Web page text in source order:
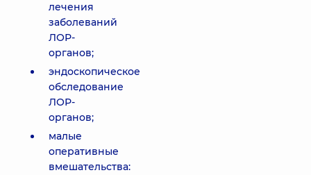
лечения
заболеваний
ЛОР-
органов;
эндоскопическое
обследование
ЛОР-
органов;
малые
оперативные
вмешательства: